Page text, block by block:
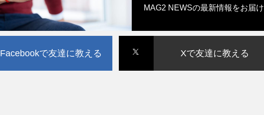
MAG2 NEWSの最新情報をお届け
Facebookで友達に教える Xで友達に教える